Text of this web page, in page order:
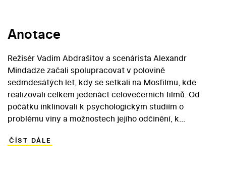
Anotace
Režisér Vadim Abdrašitov a scenárista Alexandr
Mindadze začali spolupracovat v polovině
sedmdesátých let, kdy se setkali na Mosfilmu, kde
realizovali celkem jedenáct celovečerních filmů. Od
počátku inklinovali k psychologickým studiím o
problému viny a možnostech jejího odčinění, k
Jejich druhý společný film I když nejsem vinen
ČÍST DÁLE